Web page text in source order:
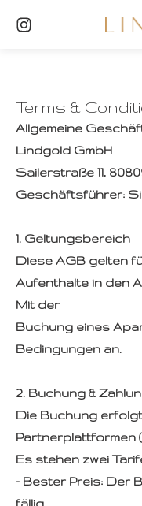
Terms &
Allgemeine
Lindgold GmbH
Sailerstraße 11,
Geschäftsführer:
1. Geltungsbereich
Diese AGB gelten
Aufenthalte in den
Mit der
Buchung eines
Bedingungen an.
2. Buchung &
Die Buchung
Partnerplattformen
Es stehen zwei
- Bester Preis: Der
fällig.